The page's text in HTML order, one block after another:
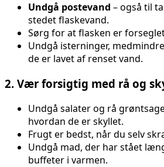
Undgå postevand – også til
stedet flaskevand.
Sørg for at flasken er
Undgå isterninger,
de er lavet af renset vand.
2. Vær forsigtig med rå og
Undgå salater og rå
hvordan de er skyllet.
Frugt er bedst, når du selv
Undgå mad, der har stået
buffeter i varmen.